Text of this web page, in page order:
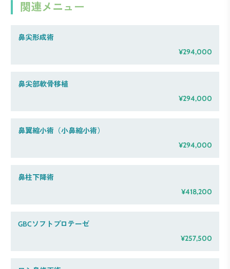
関連メニュー
鼻尖形成術
¥294,000
鼻尖部軟骨移植
¥294,000
鼻翼縮小術（小鼻縮小術）
¥294,000
鼻柱下降術
¥418,200
GBCソフトプロテーゼ
¥257,500